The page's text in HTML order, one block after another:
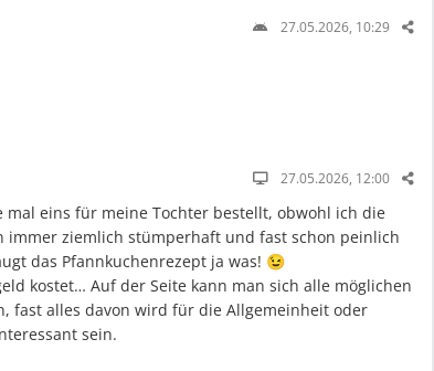
27.05.2026, 10:29
27.05.2026, 12:00
mal eins für meine Tochter bestellt, obwohl ich die
immer ziemlich stümperhaft und fast schon peinlich
das Pfannkuchenrezept ja was! 😉
kostet… Auf der Seite kann man sich alle möglichen
fast alles davon wird für die Allgemeinheit oder
sein.